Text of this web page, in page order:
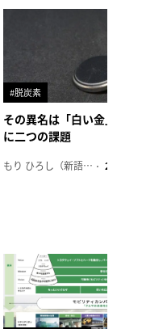
#脱炭素
その異名は「白い金」、リ
に二つの課題
もり ひろし（新語ウォッチャー） 2023年7